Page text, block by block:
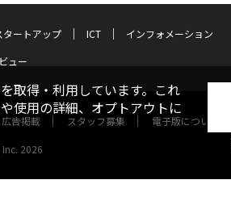
タートアップ ICT
インフォメーション
ュー
広告掲載 スタッフ募集 電子版について
Inc. 2026
取得・利用しています。これ
使用の詳細、オプトアウトに